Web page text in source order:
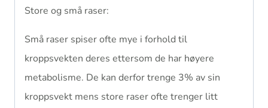
Store og små raser:
Små raser spiser ofte mye i forhold til
kroppsvekten deres ettersom de har høyere
metabolisme. De kan derfor trenge 3% av sin
kroppsvekt mens store raser ofte trenger litt